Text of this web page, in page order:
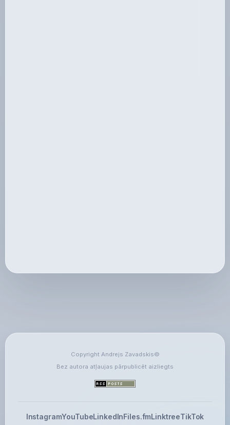
Copyright Andrejs Zavadskis©
Bez autora atļaujas pārpublicēt aizliegts
InstagramYouTubeLinkedInFiles.fmLinktreeTikTok